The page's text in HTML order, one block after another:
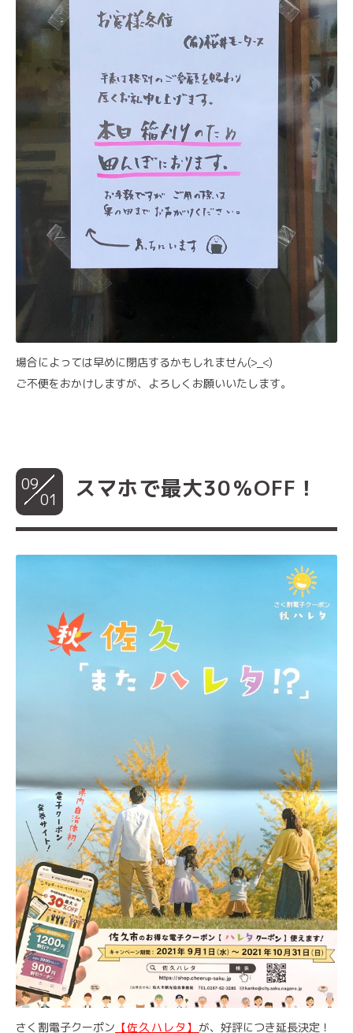
場合によっては早めに閉店するかもしれません(>_<)
ご不便をおかけしますが、よろしくお願いいたします。
09
01 スマホで最大30％OFF！
さく割電子クーポン 【佐久ハレタ】 が、好評につき延長決定！